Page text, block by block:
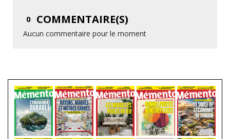
0 COMMENTAIRE(S)
Aucun commentaire pour le moment